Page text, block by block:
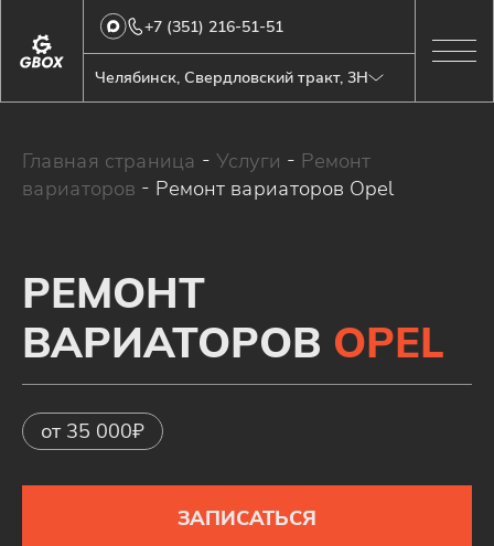
Челябинск, Свердловский тракт, 3Н
+7 (351) 216-51-51
Главная страница - Услуги - Ремонт
вариаторов - Ремонт вариаторов Opel
РЕМОНТ
ВАРИАТОРОВ OPEL
от 35 000₽
ЗАПИСАТЬСЯ